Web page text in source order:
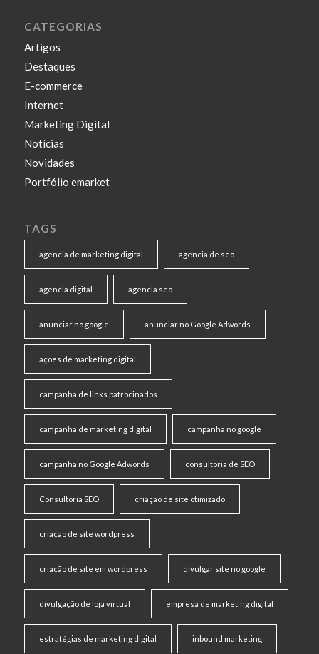
CATEGORIAS
Artigos
Destaques
E-commerce
Internet
Marketing Digital
Notícias
Novidades
Portfólio emarket
TAGS
agencia de marketing digital agencia de seo
agencia digital agencia seo
anunciar no google anunciar no Google Adwords
ações de marketing digital
campanha de links patrocinados
campanha de marketing digital campanha no google
campanha no Google Adwords consultoria de SEO
Consultoria SEO criaçao de site otimizado
criaçao de site wordpress
criação de site em wordpress divulgar site no google
divulgação de loja virtual empresa de marketing digital
estratégias de marketing digital inbound marketing